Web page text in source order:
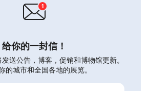
给你的一封信！
送公告，博客，促销和博物馆更新。
的城市和全国各地的展览。